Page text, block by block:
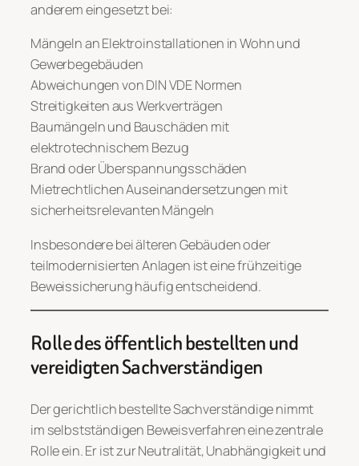
anderem eingesetzt bei:
Mängeln an Elektroinstallationen in Wohn und
Gewerbegebäuden
Abweichungen von DIN VDE Normen
Streitigkeiten aus Werkverträgen
Baumängeln und Bauschäden mit
elektrotechnischem Bezug
Brand oder Überspannungsschäden
Mietrechtlichen Auseinandersetzungen mit
sicherheitsrelevanten Mängeln
Insbesondere bei älteren Gebäuden oder
teilmodernisierten Anlagen ist eine frühzeitige
Beweissicherung häufig entscheidend.
Rolle des öffentlich bestellten und
vereidigten Sachverständigen
Der gerichtlich bestellte Sachverständige nimmt
im selbstständigen Beweisverfahren eine zentrale
Rolle ein. Er ist zur Neutralität, Unabhängigkeit und